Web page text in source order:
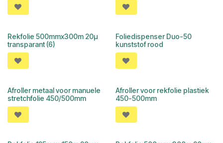
Rekfolie 500mmx300m 20µ
transparant (6)
Foliedispenser Duo-50
kunststof rood
Afroller metaal voor manuele
stretchfolie 450/500mm
Afroller voor rekfolie plastiek
450-500mm